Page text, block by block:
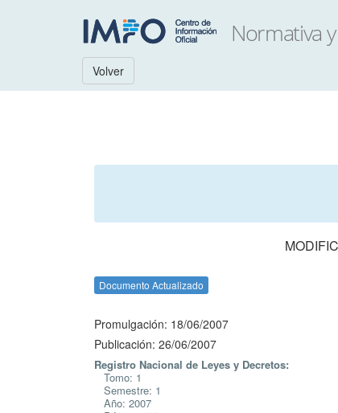
Volver
Documento Actualizado
Promulgación: 18/06/2007
Publicación: 26/06/2007
Registro Nacional de Leyes y Decretos:
Tomo: 1
Semestre: 1
Año: 2007